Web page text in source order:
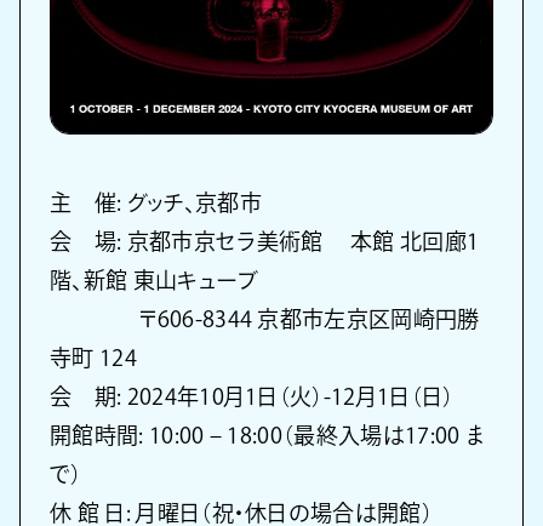
主 催: グッチ、京都市
会 場: 京都市京セラ美術館 本館 北回廊1
階、新館 東山キューブ
〒606-8344 京都市左京区岡崎円勝
寺町 124
会 期: 2024年10月1日（火）-12月1日（日）
開館時間: 10:00 – 18:00（最終入場は17:00 ま
で）
休 館 日: 月曜日（祝・休日の場合は開館）